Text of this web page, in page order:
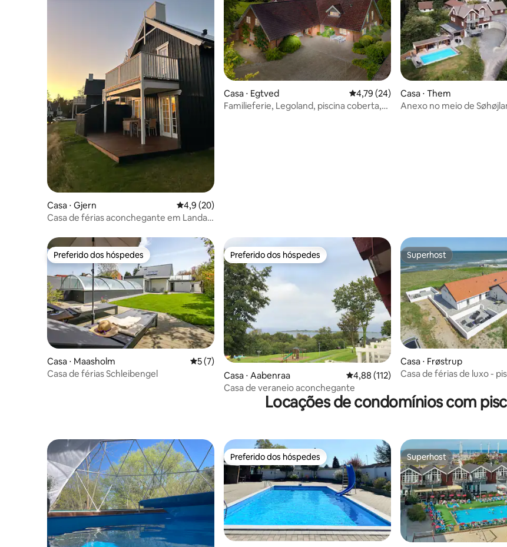
Casa ⋅ Gjern 4,9 de uma avaliação média de 5, 20 avaliações
4,9 (20)
Casa de férias aconchegante em Landal
Casa ⋅ Egtved 4,79 de uma avaliação média de 5, 24
4,79 (24)
Familieferie, Legoland, piscina coberta,
Casa ⋅ Them
Anexo no meio de
Preferido dos hóspedes
Preferido dos hóspedes
Casa ⋅ Maasholm 5 de uma avaliação média de 5, 7 avaliações
5 (7)
Casa de férias Schleibengel
Preferido dos hóspedes
Preferido dos hóspedes
Casa ⋅ Aabenraa 4,88 de uma avaliação média de 5, 112
4,88 (112)
Casa de veraneio aconchegante
Superhost
Superhost
Casa ⋅ Frøstrup
Casa de férias de luxo -
Locações de condomínios com
Preferido dos hóspedes
Preferido dos hóspedes Superhost
Superhost